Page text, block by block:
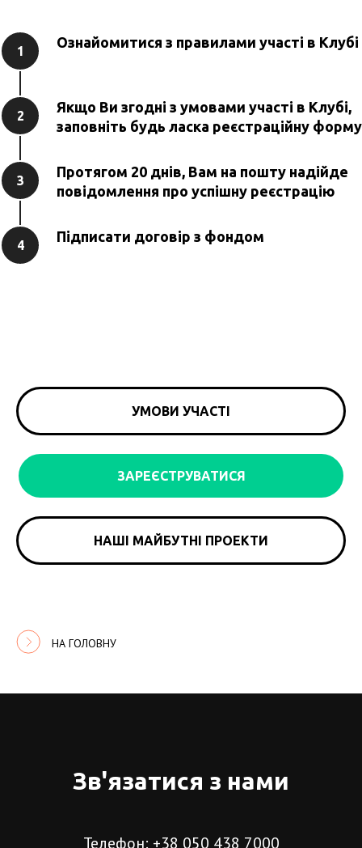
1
Ознайомитися з правилами участі в Клубі
2
Якщо Ви згодні з умовами участі в Клубі,
заповніть будь ласка реєстраційну форму
3
Протягом 20 днів, Вам на пошту надійде
повідомлення про успішну реєстрацію
4
Підписати договір з фондом
УМОВИ УЧАСТІ
ЗАРЕЄСТРУВАТИСЯ
НАШІ МАЙБУТНІ ПРОЕКТИ
НА ГОЛОВНУ
Зв'язатися з нами
Телефон: +38 050 438 7000